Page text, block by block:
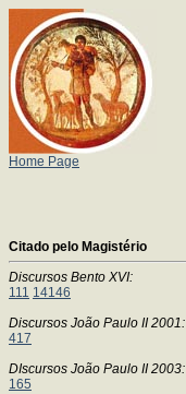
Home Page
Citado pelo Magistério
Discursos Bento XVI:
111 14146
Discursos João Paulo II 2001:
417
DIscursos João Paulo II 2003:
165